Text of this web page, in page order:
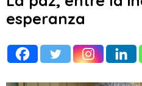
esperanza